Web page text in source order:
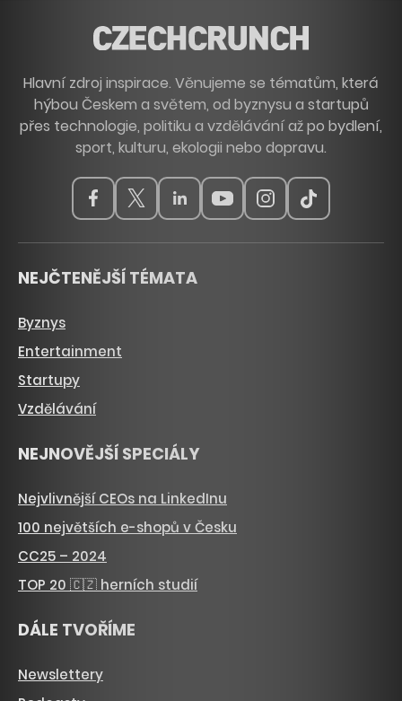
Hlavní zdroj inspirace. Věnujeme se tématům, která
hýbou Českem a světem, od byznysu a startupů
přes technologie, politiku a vzdělávání až po bydlení,
sport, kulturu, ekologii nebo dopravu.
NEJČTENĚJŠÍ TÉMATA
Byznys
Entertainment
Startupy
Vzdělávání
NEJNOVĚJŠÍ SPECIÁLY
Nejvlivnější CEOs na LinkedInu
100 největších e-shopů v Česku
CC25 – 2024
TOP 20 🇨🇿 herních studií
DÁLE TVOŘÍME
Newslettery